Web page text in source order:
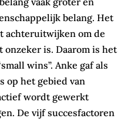
belang. Het
achteruitwijken om de
onzeker is. Daarom is het
wins”. Anke gaf als
op het gebied van
wordt gewerkt
De vijf succesfactoren